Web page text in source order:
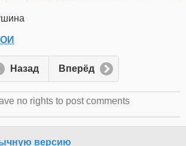
Назад Вперёд
no rights to post comments
версию